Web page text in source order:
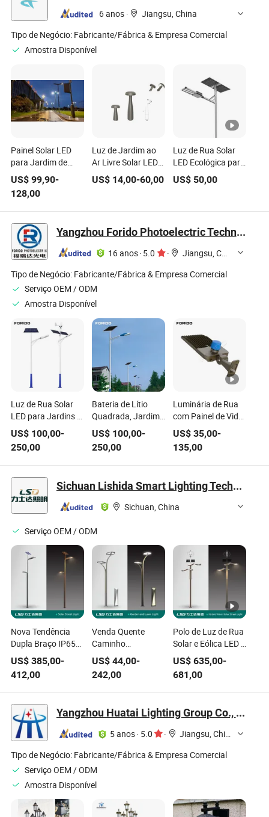
6 anos ·
Jiangsu, China
Tipo de Negócio: Fabricante/Fábrica & Empresa Comercial
Amostra Disponível
Painel Solar LED
para Jardim de
Rua, Habitação de
Poste, Luz Externa
para Parque
US$99,90-
128,00
Luz de Jardim ao
Ar Livre Solar LED
em Alumínio
Fundido para
US$ 14,00-60,00
Luz de Rua Solar
LED Ecológica para
Espaços Urbanos
US$ 50,00
Yangzhou Forido Photoelectric Technology Co., Ltd.
16 anos· 5.0 ·
Jiangsu, China
Tipo de Negócio: Fabricante/Fábrica & Empresa Comercial
Serviço OEM / ODM
Amostra Disponível
Luz de Rua Solar
LED para Jardins e
Estradas
US$ 100,00-
250,00
Bateria de Lítio
Quadrada, Jardim,
Estrada, Estação,
Aeroporto Forido
Cartão, Caixa de
Madeira Luz de
US$ 100,00-
250,00
Luminária de Rua
com Painel de Vidro
Temperado para
Jardim com LED
US$ 35,00-
135,00
Sichuan Lishida Smart Lighting Technology Co., Ltd.
Sichuan, China
Serviço OEM / ODM
Nova Tendência
Dupla Braço IP65
Luz de Rua LED
Solar à Prova
d'Água com Painel
Solar de Silício
Monocristalino
50W para 150W
Alimentar para
Poste de Lâmpada
de Jardim de
US$385,00-
412,00
Venda Quente
Caminho
Decorativo
Moderno ao Ar
Livre Paisagem
IP68 À Prova
Quintal Luz 8W-
50W Topo do Poste
Preço de Fábrica
Personalização
US$ 44,00-
242,00
Polo de Luz de Rua
Solar e Eólica LED à
Prova d'Água com
Painel Solar de
Silício
Monocristalino
Potência para
Estrada Jardim
Gramado 150W
US$ 635,00-
681,00
Yangzhou Huatai Lighting Group Co., Ltd
5 anos· 5.0 ·
Jiangsu, China
Tipo de Negócio: Fabricante/Fábrica & Empresa Comercial
Serviço OEM / ODM
Amostra Disponível